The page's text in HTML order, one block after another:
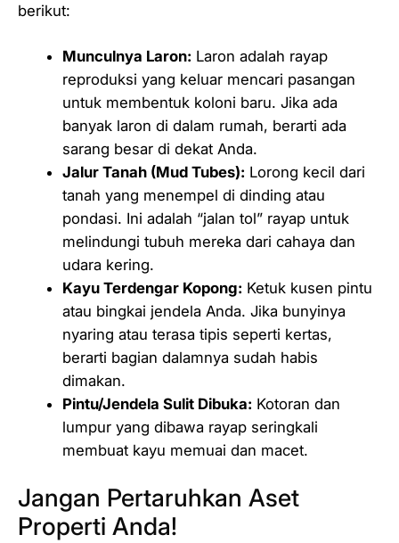
berikut:
Munculnya Laron: Laron adalah rayap
reproduksi yang keluar mencari pasangan
untuk membentuk koloni baru. Jika ada
banyak laron di dalam rumah, berarti ada
sarang besar di dekat Anda.
Jalur Tanah (Mud Tubes): Lorong kecil dari
tanah yang menempel di dinding atau
pondasi. Ini adalah “jalan tol” rayap untuk
melindungi tubuh mereka dari cahaya dan
udara kering.
Kayu Terdengar Kopong: Ketuk kusen pintu
atau bingkai jendela Anda. Jika bunyinya
nyaring atau terasa tipis seperti kertas,
berarti bagian dalamnya sudah habis
dimakan.
Pintu/Jendela Sulit Dibuka: Kotoran dan
lumpur yang dibawa rayap seringkali
membuat kayu memuai dan macet.
Jangan Pertaruhkan Aset
Properti Anda!